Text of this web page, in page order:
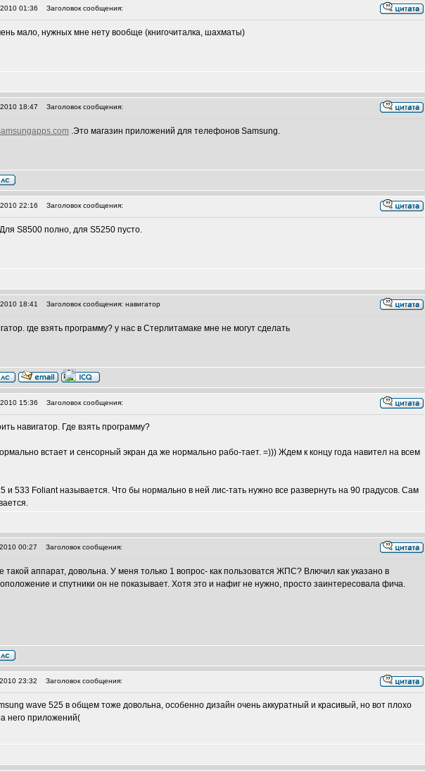
01:36 Заголовок сообщения:
мало, нужных мне нету вообще (книгочиталка, шахматы)
18:47 Заголовок сообщения:
.Это магазин приложений для телефонов Samsung.
22:16 Заголовок сообщения:
S8500 полно, для S5250 пусто.
18:41 Заголовок сообщения: навигатор
где взять программу? у нас в Стерлитамаке мне не могут сделать
15:36 Заголовок сообщения:
навигатор. Где взять программу?
встает и сенсорный экран да же нормально рабо-тает. =))) Ждем к концу года навител на всем
и 533 Foliant называется. Что бы нормально в ней лис-тать нужно все развернуть на 90 градусов. Сам
00:27 Заголовок сообщения:
такой аппарат, довольна. У меня только 1 вопрос- как пользоватся ЖПС? Влючил как указано в
и спутники он не показывает. Хотя это и нафиг не нужно, просто заинтересовала фича.
23:32 Заголовок сообщения:
wave 525 в общем тоже довольна, особенно дизайн очень аккуратный и красивый, но вот плохо
него приложений(